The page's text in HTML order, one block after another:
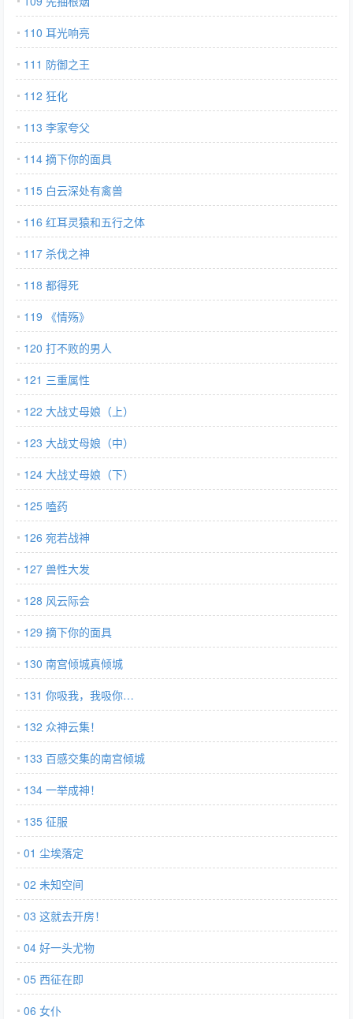
110 耳光响亮
111 防御之王
112 狂化
113 李家夸父
114 摘下你的面具
115 白云深处有禽兽
116 红耳灵猿和五行之体
117 杀伐之神
118 都得死
119 《情殇》
120 打不败的男人
121 三重属性
122 大战丈母娘（上）
123 大战丈母娘（中）
124 大战丈母娘（下）
125 嗑药
126 宛若战神
127 兽性大发
128 风云际会
129 摘下你的面具
130 南宫倾城真倾城
131 你吸我，我吸你…
132 众神云集！
133 百感交集的南宫倾城
134 一举成神！
135 征服
01 尘埃落定
02 未知空间
03 这就去开房！
04 好一头尤物
05 西征在即
06 女仆